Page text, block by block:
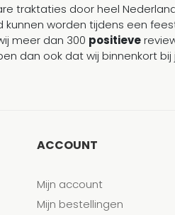
traktaties door heel
worden tijdens een
meer dan 300 positieve
dan ook dat wij binnenkort
ACCOUNT
Mijn account
Mijn bestellingen